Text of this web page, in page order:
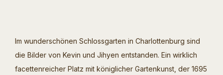
Im wunderschönen Schlossgarten in Charlottenburg sind
die Bilder von Kevin und Jihyen entstanden. Ein wirklich
facettenreicher Platz mit königlicher Gartenkunst, der 1695